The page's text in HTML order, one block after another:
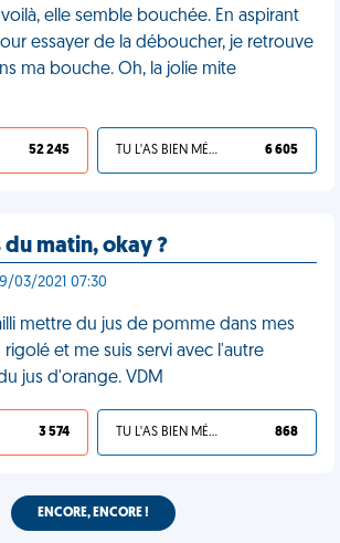
elle semble bouchée. En aspirant
essayer de la déboucher, je retrouve
ma bouche. Oh, la jolie mite
52 245 TU L'AS BIEN MÉRITÉ 6 605
du matin, okay ?
03/2021 07:30
mettre du jus de pomme dans mes
rigolé et me suis servi avec l'autre
jus d'orange. VDM
3 574 TU L'AS BIEN MÉRITÉ 868
ENCORE, ENCORE !